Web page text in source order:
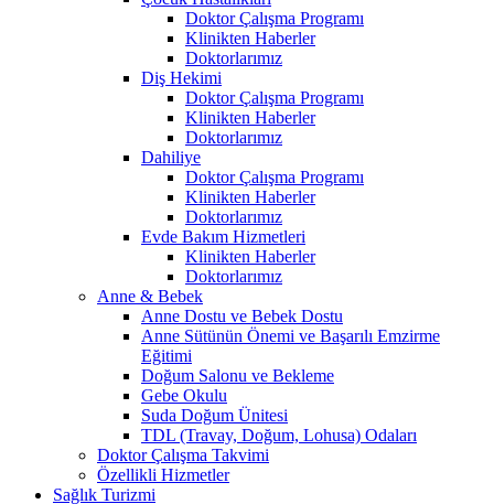
Doktor Çalışma Programı
Klinikten Haberler
Doktorlarımız
Diş Hekimi
Doktor Çalışma Programı
Klinikten Haberler
Doktorlarımız
Dahiliye
Doktor Çalışma Programı
Klinikten Haberler
Doktorlarımız
Evde Bakım Hizmetleri
Klinikten Haberler
Doktorlarımız
Anne & Bebek
Anne Dostu ve Bebek Dostu
Anne Sütünün Önemi ve Başarılı Emzirme
Eğitimi
Doğum Salonu ve Bekleme
Gebe Okulu
Suda Doğum Ünitesi
TDL (Travay, Doğum, Lohusa) Odaları
Doktor Çalışma Takvimi
Özellikli Hizmetler
Sağlık Turizmi